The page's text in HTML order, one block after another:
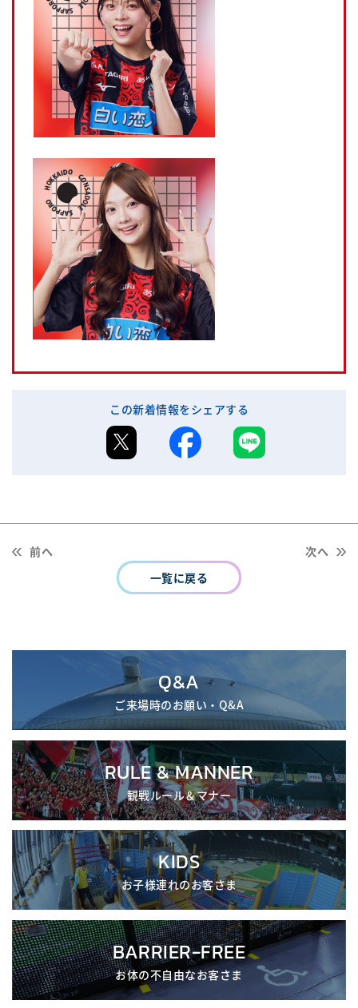
この新着情報をシェアする
前へ
一覧に戻る
次へ
Q&A
ご来場時のお願い・Q&A
RULE & MANNER
観戦ルール＆マナー
KIDS
お子様連れのお客さま
BARRIER-FREE
お体の不自由なお客さま